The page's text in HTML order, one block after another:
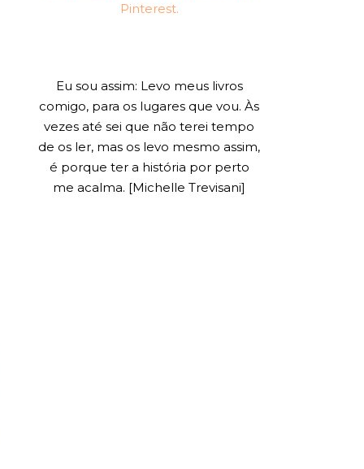
Pinterest.
Eu sou assim: Levo meus livros
comigo, para os lugares que vou. Às
vezes até sei que não terei tempo
de os ler, mas os levo mesmo assim,
é porque ter a história por perto
me acalma. [Michelle Trevisani]